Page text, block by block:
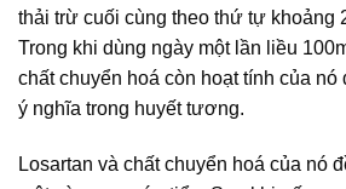
thải trừ cuối cùng theo thứ tự khoảng
Trong khi dùng ngày một lần liều
chất chuyển hoá còn hoạt tính của nó
ý nghĩa trong huyết tương.
Losartan và chất chuyển hoá của nó